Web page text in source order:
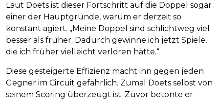
Laut Doets ist dieser Fortschritt auf die Doppel sogar
einer der Hauptgründe, warum er derzeit so
konstant agiert. „Meine Doppel sind schlichtweg viel
besser als früher. Dadurch gewinne ich jetzt Spiele,
die ich früher vielleicht verloren hätte.“
Diese gesteigerte Effizienz macht ihn gegen jeden
Gegner im Circuit gefährlich. Zumal Doets selbst von
seinem Scoring überzeugt ist. Zuvor betonte er